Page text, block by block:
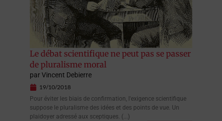
Le débat scientifique ne peut pas se passer
de pluralisme moral
parVincent Debierre
19/10/2018
Pour éviter les biais de confirmation, l'exigence scientifique
suppose le pluralisme des idées et des points de vue. Un
plaidoyer adressé aux sceptiques. (...)